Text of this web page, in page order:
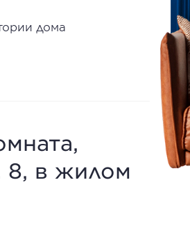
дома
8, в жилом